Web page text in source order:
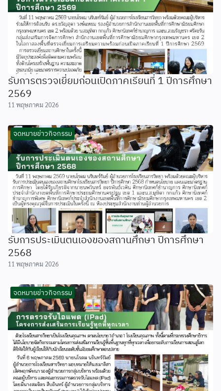
รับการตรวจเยี่ยมก่อนเปิดภาคเรียนที่ 1 ปีการศึกษา
2569
11 พฤษภาคม 2026
จดหมายข่าวกิจกรรม
รับการประเมินตนเองของสถานศึกษา ปีการศึกษา
2568
11 พฤษภาคม 2026
จดหมายข่าวกิจกรรม